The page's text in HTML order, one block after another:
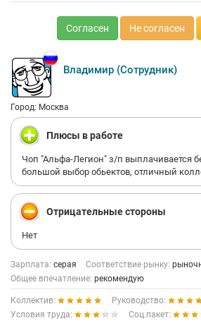
Согласен Не согласен
Владимир (Сотрудник)
Город: Москва
Плюсы в работе
Чоп "Альфа-Легион" з/п выплачивается
большой выбор обьектов, отличный
Отрицательные стороны
Нет
Зарплата: серая Соответствие рынку:
Общее впечатление: рекомендую
Коллектив:
Руководство:
Условия труда:
Соц.пакет: